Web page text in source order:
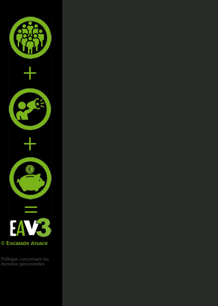
© Escalade Alsace
Politique concernant les
données personnelles